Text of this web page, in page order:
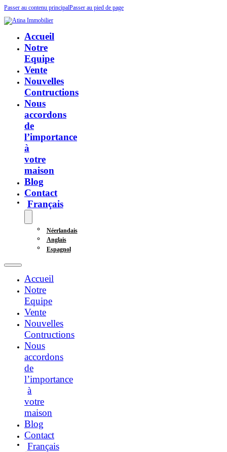
Passer au contenu principalPasser au pied de page
Accueil
Notre
Equipe
Vente
Nouvelles
Contructions
Nous
accordons
de
l’importance
à
votre
maison
Blog
Contact
Français
Néerlandais
Anglais
Espagnol
Accueil
Notre
Equipe
Vente
Nouvelles
Contructions
Nous
accordons
de
l’importance
à
votre
maison
Blog
Contact
Français